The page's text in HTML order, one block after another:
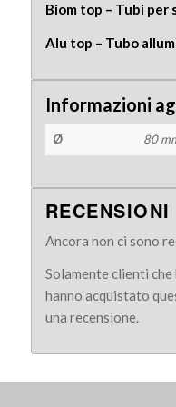
Biom top – Tubi per
Alu top – Tubo
Informazioni
Ø 80
RECENSIONI
Ancora non ci sono
Solamente clienti
hanno acquistato
una recensione.